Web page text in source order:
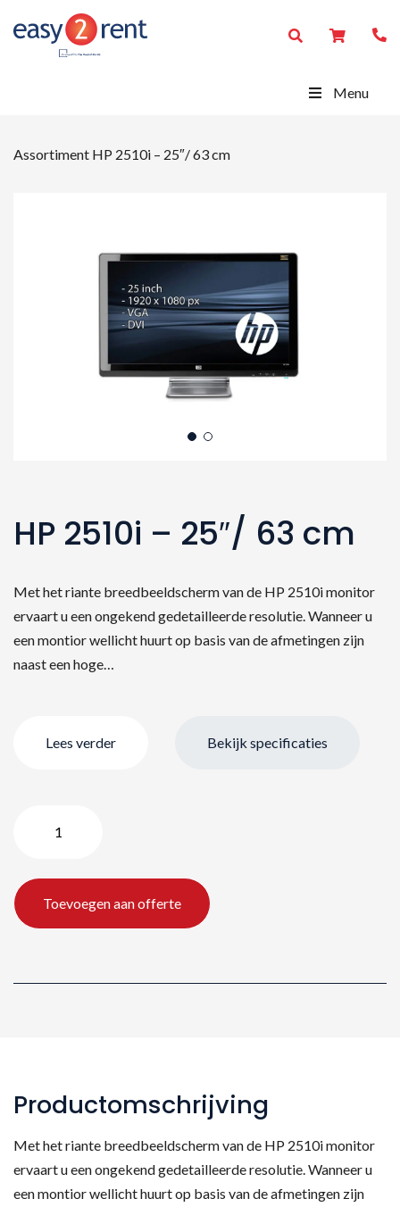
Menu
Assortiment HP 2510i – 25″/ 63 cm
HP 2510i – 25″/ 63 cm
Met het riante breedbeeldscherm van de HP 2510i monitor
ervaart u een ongekend gedetailleerde resolutie. Wanneer u
een montior wellicht huurt op basis van de afmetingen zijn
naast een hoge…
Lees verder Bekijk specificaties
25"/
63
Toevoegen aan offerte
Productomschrijving
Met het riante breedbeeldscherm van de HP 2510i monitor
ervaart u een ongekend gedetailleerde resolutie. Wanneer u
een montior wellicht huurt op basis van de afmetingen zijn